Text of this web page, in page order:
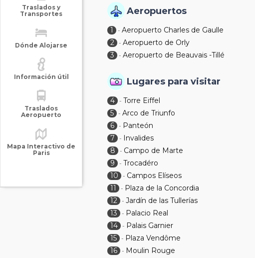
Traslados y
Transportes
Dónde Alojarse
Información útil
Traslados
Aeropuerto
Mapa Interactivo de
Paris
Aeropuertos
1 -Aeropuerto Charles de Gaulle
2 -Aeropuerto de Orly
3
-Aeropuerto de Beauvais -Tillé
Lugares para visitar
4 - Torre Eiffel
5 -Arco de Triunfo
6 - Panteón
7
- Invalides
8
- Campo de Marte
9
- Trocadéro
10
- Campos Elíseos
11
- Plaza de la Concordia
12 -Jardín de las Tullerías
13
- Palacio Real
14 - Palais Garnier
15 - Plaza Vendôme
16 - Moulin Rouge